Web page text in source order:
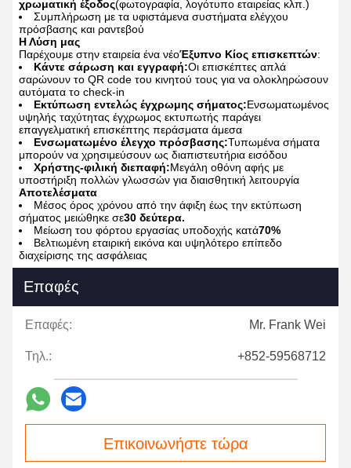
χρωματική έξοδος(φωτογραφία, λογότυπο εταιρείας κλπ.)
Συμπλήρωση με τα υφιστάμενα συστήματα ελέγχου
πρόσβασης και ραντεβού
Η Λύση μας
Παρέχουμε στην εταιρεία ένα νέοΈξυπνο Κίος επισκεπτών:
Κάντε σάρωση και εγγραφή:Οι επισκέπτες απλά
σαρώνουν το QR code του κινητού τους για να ολοκληρώσουν
αυτόματα το check-in
Εκτύπωση εντελώς έγχρωμης σήματος:Ενσωματωμένος
υψηλής ταχύτητας έγχρωμος εκτυπωτής παράγει
επαγγελματική επισκέπτης περάσματα άμεσα
Ενσωματωμένο έλεγχο πρόσβασης:Τυπωμένα σήματα
μπορούν να χρησιμεύσουν ως διαπιστευτήρια εισόδου
Χρήστης-φιλική διεπαφή:Μεγάλη οθόνη αφής με
υποστήριξη πολλών γλωσσών για διαισθητική λειτουργία
Αποτελέσματα
Μέσος όρος χρόνου από την άφιξη έως την εκτύπωση
σήματος μειώθηκε σε30 δεύτερα.
Μείωση του φόρτου εργασίας υποδοχής κατά70%
Βελτιωμένη εταιρική εικόνα και υψηλότερο επίπεδο
διαχείρισης της ασφάλειας
Επαφές
Επαφές: Mr. Frank Wei
Τηλ.: +852-59568712
Επικοινωνήστε τώρα